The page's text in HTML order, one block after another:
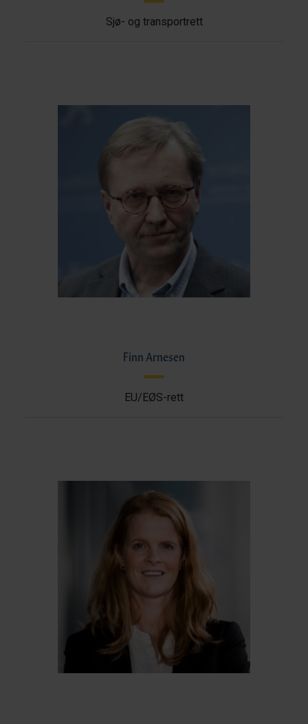
Sjø- og transportrett
Finn Arnesen
EU/EØS-rett